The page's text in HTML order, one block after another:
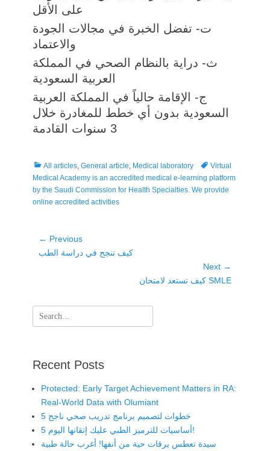
على الأقل
ت‌- تفضل الخبرة في مجالات الجودة
والاعتماد
ث‌- دراية بالنظام الصحي في المملكة
العربية السعودية
ج‌- الإقامة حالياً في المملكة العربية
السعودية بدون أي خطط للمغادرة خلال
3 سنوات القادمة
Categories
All articles, General article, Medical laboratory TagsVirtual
Medical Academy is an accredited medical e-learning platform
by the Saudi Commission for Health Specialties. We provide
online accredited activities
Post
navigation
← Previous
Previous
كيف تنجح في دراسة الطب
Next →
كيف تستعد لامتحان SMLE
Search
for:
Recent Posts
Protected: Early Target Achievement Matters in RA:
Real-World Data with Olumiant
5 خطوات لتصميم برنامج تدريب صحي ناجح
5 أساسيات للترميز الطبي عليك إتقانها اليوم!
سيدة تعطس يرقات حية من أنفها! أغرب حالة طبية